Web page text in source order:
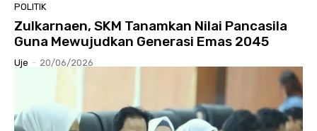
POLITIK
Zulkarnaen, SKM Tanamkan Nilai Pancasila
Guna Mewujudkan Generasi Emas 2045
Uje - 20/06/2026